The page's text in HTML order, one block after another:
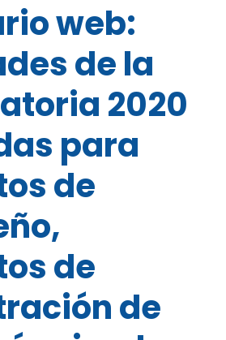
web:
de la
2020
para
de
de
de